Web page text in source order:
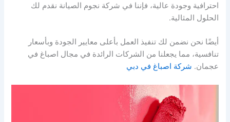
احترافية وجودة عالية، فإننا في شركة نجوم الصيانة نقدم لك
الحلول المثالية.
أيضًا نحن نضمن لك تنفيذ العمل بأعلى معايير الجودة وبأسعار
تنافسية، مما يجعلنا من الشركات الرائدة في مجال اصباغ في
عجمان. شركة اصباغ في دبي